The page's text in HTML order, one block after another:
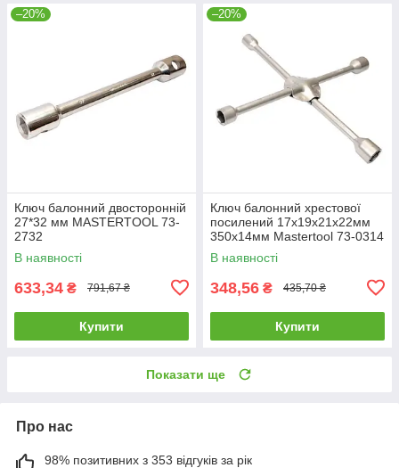
–20%
Ключ балонний двосторонній
27*32 мм MASTERTOOL 73-
2732
В наявності
633,34 ₴ 791,67 ₴
Купити
–20%
Ключ балонний хрестової
посилений 17x19x21x22мм
350х14мм Mastertool 73-0314
В наявності
348,56 ₴ 435,70 ₴
Купити
Показати ще
Про нас
98% позитивних з 353 відгуків за рік